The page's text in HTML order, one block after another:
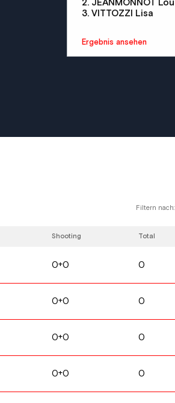
2. JEANMONNOT Lou
3. VITTOZZI Lisa
Ergebnis ansehen
Filtern nach:
Shooting Total
0+0 0
0+0 0
0+0 0
0+0 0